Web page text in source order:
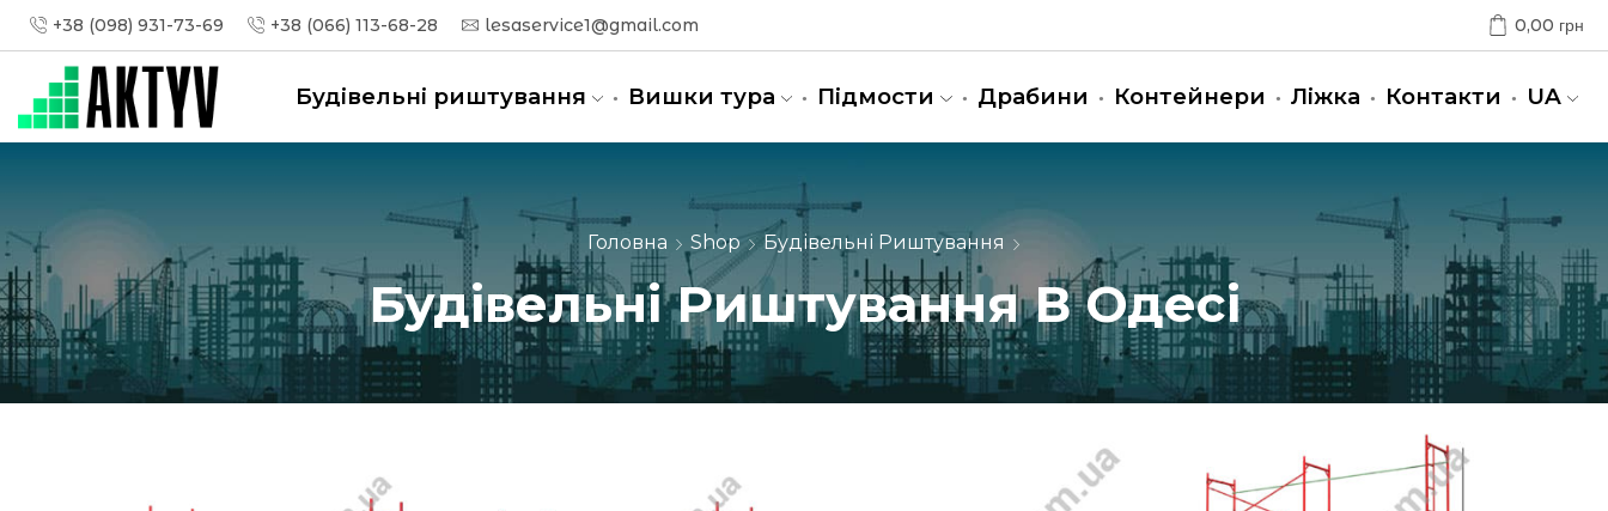
+38 (098) 931-73-69 +38 (066) 113-68-28 lesaservice1@gmail.com 0,00 грн
Будівельні риштування Вишки тура Підмости Драбини Контейнери Ліжка Контакти UA
Головна Shop Будівельні Риштування
Будівельні Риштування В Одесі